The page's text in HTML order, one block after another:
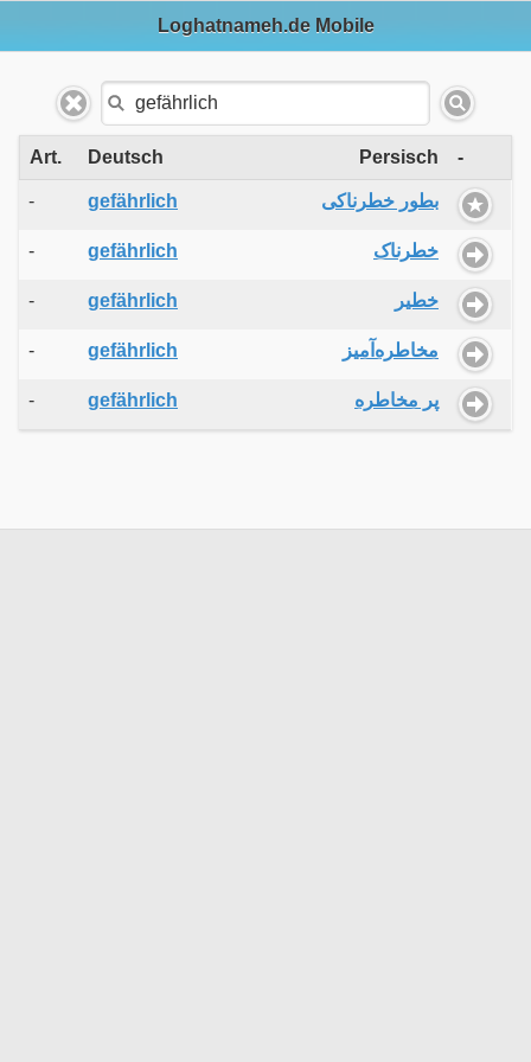
Loghatnameh.de Mobile
Art. Deutsch Persisch -
- gefährlich بطور خطرناکی
- gefährlich خطرناک
- gefährlich خطیر
- gefährlich مخاطره‌آمیز
- gefährlich پر مخاطره